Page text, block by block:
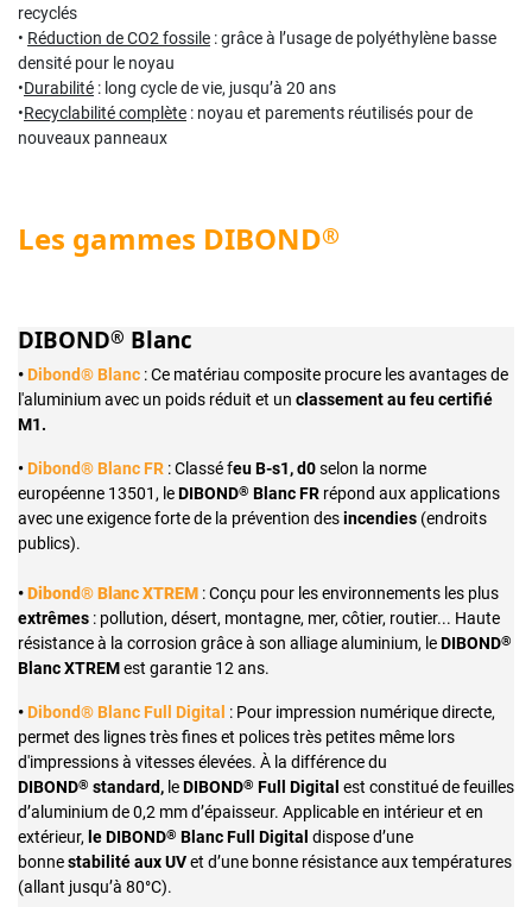
recyclés
• Réduction de CO2 fossile : grâce à l’usage de polyéthylène basse
densité pour le noyau
•Durabilité : long cycle de vie, jusqu’à 20 ans
•Recyclabilité complète : noyau et parements réutilisés pour de
nouveaux panneaux
Les gammes DIBOND®
DIBOND® Blanc
• Dibond® Blanc : Ce matériau composite procure les avantages de
l'aluminium avec un poids réduit et un classement au feu certifié
M1.
• Dibond® Blanc FR : Classé feu B-s1, d0selon la norme
européenne 13501, leDIBOND® Blanc FR répond aux applications
avec une exigence forte de la prévention desincendies (endroits
publics).
•Dibond® Blanc XTREM : Conçu pour les environnements les plus
extrêmes : pollution, désert, montagne, mer, côtier, routier... Haute
résistance à la corrosion grâce à son alliage aluminium, leDIBOND®
Blanc XTREMest garantie 12 ans.
• Dibond® Blanc Full Digital : Pour impression numérique directe,
permet des lignes très fines et polices très petites même lors
d'impressions à vitesses élevées. À la différence du
DIBOND® standard, leDIBOND® Full Digital est constitué de feuilles
d’aluminium de 0,2 mm d’épaisseur. Applicable en intérieur et en
extérieur, le DIBOND® Blanc Full Digital dispose d’une
bonnestabilité aux UVet d’une bonne résistance aux températures
(allant jusqu’à 80°C).